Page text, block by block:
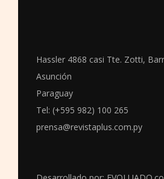
Hassler 4868 casi Tte. Zotti,
Asunción
Paraguay
Tel: (+595 982) 100 265
prensa@revistaplus.com.py